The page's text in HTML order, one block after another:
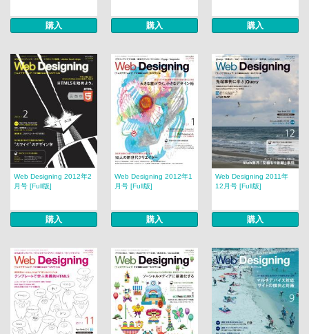
購入 購入 購入
Web Designing 2012年2
月号 [Full版]
購入
Web Designing 2012年1
月号 [Full版]
購入
Web Designing 2011年
12月号 [Full版]
購入